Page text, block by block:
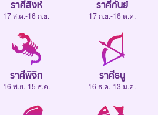
ราศีสิงห์
17 ส.ค.-16 ก.ย.
ราศีกันย์
17 ก.ย.-16 ต.ค.
ราศีพิจิก
16 พ.ย.-15 ธ.ค.
ราศีธนู
16 ธ.ค.-13 ม.ค.